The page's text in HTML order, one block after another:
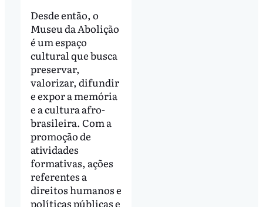
Desde então, o
Museu da Abolição
é um espaço
cultural que busca
preservar,
valorizar, difundir
e expor a memória
e a cultura afro-
brasileira. Com a
promoção de
atividades
formativas, ações
referentes a
direitos humanos e
políticas públicas e